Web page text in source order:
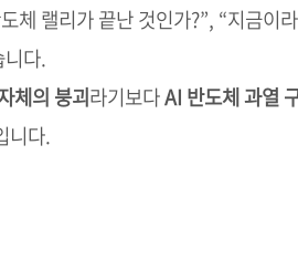
체 랠리가 끝난 것인가?”, “지금이
다.
체의 붕괴라기보다AI 반도체 과열
니다.